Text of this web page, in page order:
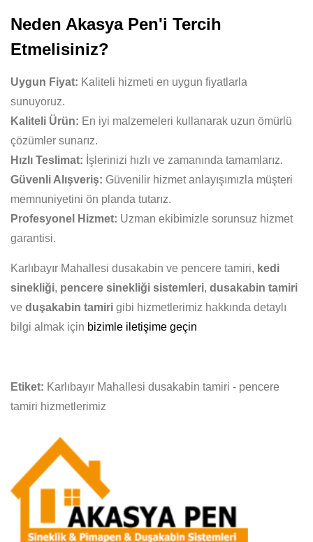
Neden Akasya Pen'i Tercih
Etmelisiniz?
Uygun Fiyat: Kaliteli hizmeti en uygun fiyatlarla
sunuyoruz.
Kaliteli Ürün: En iyi malzemeleri kullanarak uzun ömürlü
çözümler sunarız.
Hızlı Teslimat: İşlerinizi hızlı ve zamanında tamamlarız.
Güvenli Alışveriş: Güvenilir hizmet anlayışımızla müşteri
memnuniyetini ön planda tutarız.
Profesyonel Hizmet: Uzman ekibimizle sorunsuz hizmet
garantisi.
Karlıbayır Mahallesi dusakabin ve pencere tamiri, kedi
sinekliği, pencere sinekliği sistemleri, dusakabin tamiri
ve duşakabin tamiri gibi hizmetlerimiz hakkında detaylı
bilgi almak için bizimle iletişime geçin
Etiket: Karlıbayır Mahallesi dusakabin tamiri - pencere
tamiri hizmetlerimiz